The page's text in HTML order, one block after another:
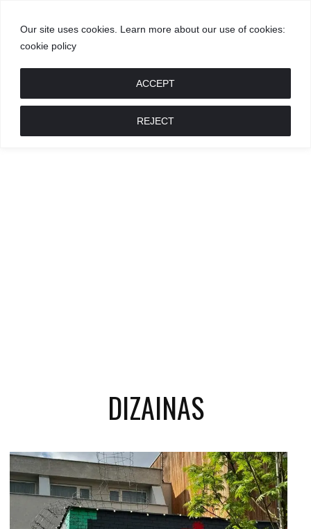
Our site uses cookies. Learn more about our use of cookies:
cookie policy
REJECT
ACCEPT
GROŽIS
MADA
DIZAINAS